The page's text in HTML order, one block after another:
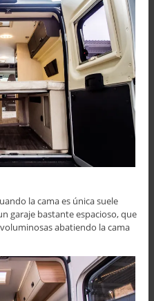
la cama es única suele
garaje bastante espacioso, que
abatiendo la cama